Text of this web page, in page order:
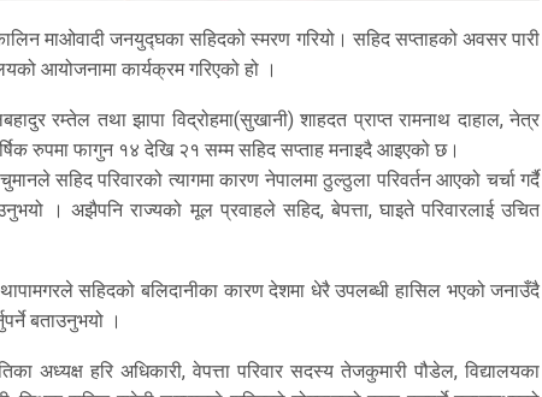
माओवादी जनयुद्घका सहिदको स्मरण गरियो। सहिद सप्ताहको अवसर पारी
आयोजनामा कार्यक्रम गरिएको हो ।
रम्तेल तथा झापा विद्रोहमा(सुखानी) शाहदत प्राप्त रामनाथ दाहाल, नेत्र
रुपमा फागुन १४ देखि २१ सम्म सहिद सप्ताह मनाइदै आइएको छ।
सहिद परिवारको त्यागमा कारण नेपालमा ठुल्ठुला परिवर्तन आएको चर्चा गर्दै
। अझैपनि राज्यको मूल प्रवाहले सहिद, बेपत्ता, घाइते परिवारलाई उचित
सहिदको बलिदानीका कारण देशमा धेरै उपलब्धी हासिल भएको जनाउँदै
बताउनुभयो ।
अध्यक्ष हरि अधिकारी, वेपत्ता परिवार सदस्य तेजकुमारी पौडेल, विद्यालयका